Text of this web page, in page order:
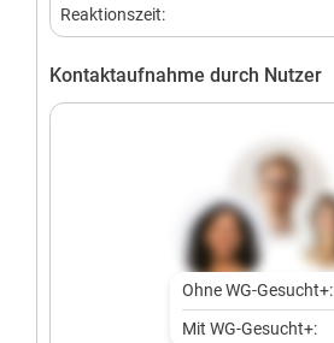
Reaktionszeit:
Kontaktaufnahme durch Nutzer
Ohne WG-Gesucht+:
Mit WG-Gesucht+: